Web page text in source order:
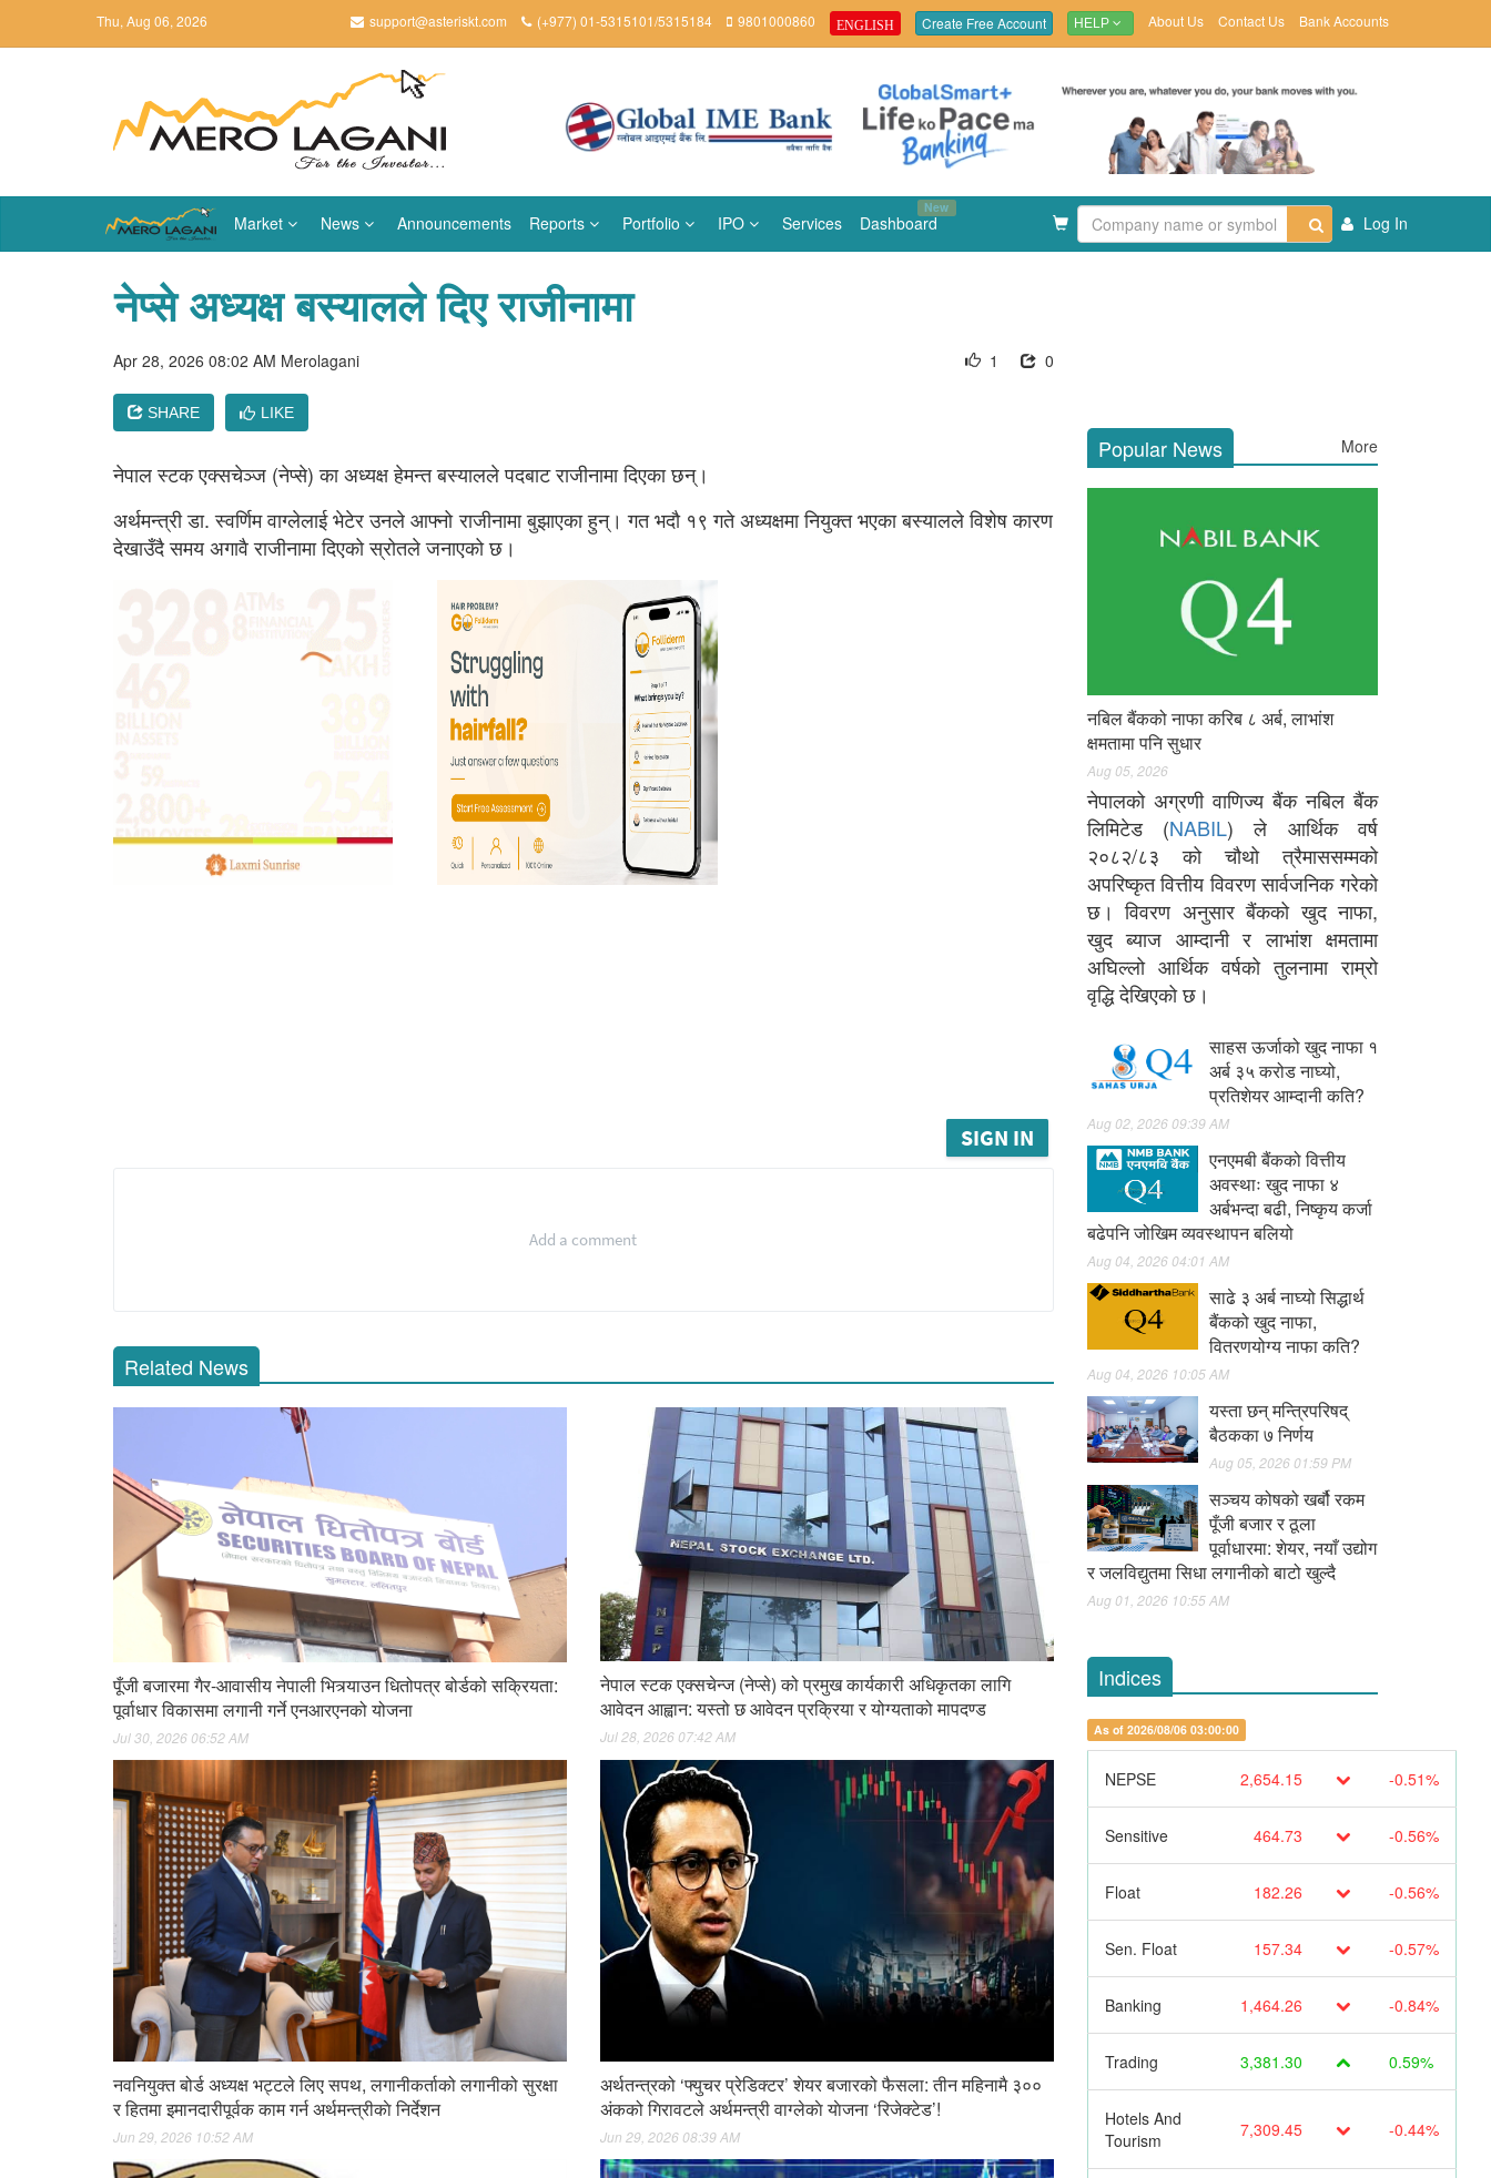
Thu, Aug 06, 2026 support@asteriskt.com (+977) 01-5315101/5315184 9801000860 ENGLISH Create Free Account HELP About Us Contact Us Bank Accounts
Market News Announcements Reports Portfolio IPO Services Dashboard
New
Log In
नेप्से अध्यक्ष बस्यालले दिए राजीनामा
Apr 28, 2026 08:02 AM Merolagani 0
1
SHARE LIKE
नेपाल स्टक एक्सचेञ्ज (नेप्से) का अध्यक्ष हेमन्त बस्यालले पदबाट राजीनामा दिएका छन्।
अर्थमन्त्री डा. स्वर्णिम वाग्लेलाई भेटेर उनले आफ्नो राजीनामा बुझाएका हुन्। गत भदौ १९ गते अध्यक्षमा नियुक्त भएका बस्यालले विशेष कारण
देखाउँदै समय अगावै राजीनामा दिएको स्रोतले जनाएको छ।
SIGN IN
Add a comment
Related News
पूँजी बजारमा गैर-आवासीय नेपाली भित्र्याउन धितोपत्र बोर्डको सक्रियता:
पूर्वाधार विकासमा लगानी गर्ने एनआरएनको योजना
Jul 30, 2026 06:52 AM
नेपाल स्टक एक्सचेन्ज (नेप्से) को प्रमुख कार्यकारी अधिकृतका लागि
आवेदन आह्वान: यस्तो छ आवेदन प्रक्रिया र योग्यताको मापदण्ड
Jul 28, 2026 07:42 AM
नवनियुक्त बोर्ड अध्यक्ष भट्टले लिए सपथ, लगानीकर्ताको लगानीको सुरक्षा
र हितमा इमानदारीपूर्वक काम गर्न अर्थमन्त्रीकाे निर्देशन
Jun 29, 2026 10:52 AM
अर्थतन्त्रको ‘फ्युचर प्रेडिक्टर’ शेयर बजारको फैसला: तीन महिनामै ३००
अंकको गिरावटले अर्थमन्त्री वाग्लेकाे याेजना ‘रिजेक्टेड’!
Jun 29, 2026 08:39 AM
Popular News More
नबिल बैंकको नाफा करिब ८ अर्ब, लाभांश
क्षमतामा पनि सुधार
Aug 05, 2026
नेपालको अग्रणी वाणिज्य बैंक नबिल बैंक
लिमिटेड (NABIL) ले आर्थिक वर्ष
२०८२/८३ को चौथो त्रैमाससम्मको
अपरिष्कृत वित्तीय विवरण सार्वजनिक गरेको
छ। विवरण अनुसार बैंकको खुद नाफा,
खुद ब्याज आम्दानी र लाभांश क्षमतामा
अघिल्लो आर्थिक वर्षको तुलनामा राम्रो
वृद्धि देखिएको छ।
साहस ऊर्जाको खुद नाफा १
अर्ब ३५ करोड नाघ्यो,
प्रतिशेयर आम्दानी कति?
Aug 02, 2026 09:39 AM
एनएमबी बैंकको वित्तीय
अवस्थाः खुद नाफा ४
अर्बभन्दा बढी, निष्कृय कर्जा
बढेपनि जोखिम व्यवस्थापन बलियो
Aug 04, 2026 04:01 AM
साढे ३ अर्ब नाघ्यो सिद्धार्थ
बैंकको खुद नाफा,
वितरणयोग्य नाफा कति?
Aug 04, 2026 10:05 AM
यस्ता छन् मन्त्रिपरिषद्
बैठकका ७ निर्णय
Aug 05, 2026 01:59 PM
सञ्चय कोषको खर्बौ रकम
पूँजी बजार र ठूला
पूर्वाधारमा: शेयर, नयाँ उद्योग
र जलविद्युतमा सिधा लगानीको बाटो खुल्दै
Aug 01, 2026 10:55 AM
Indices
As of 2026/08/06 03:00:00
NEPSE 2,654.15 -0.51%
Sensitive 464.73 -0.56%
Float 182.26 -0.56%
Sen. Float 157.34 -0.57%
Banking 1,464.26 -0.84%
Trading 3,381.30 0.59%
Hotels And
Tourism
7,309.45 -0.44%